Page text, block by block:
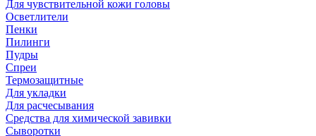
Для чувствительной кожи головы
Осветлители
Пенки
Пилинги
Пудры
Спреи
Термозащитные
Для укладки
Для расчесывания
Средства для химической завивки
Сыворотки